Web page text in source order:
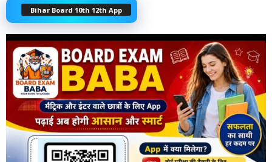
Bihar Board 10th 12th App